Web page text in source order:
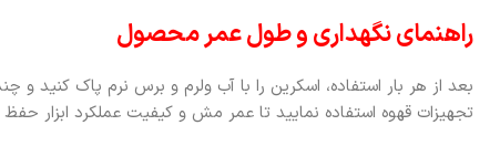
راهنمای نگهداری و طول عمر محصول
بعد از هر بار استفاده، اسکرین را با آب ولرم و برس نرم پاک کنید
تجهیزات قهوه استفاده نمایید تا عمر مش و کیفیت عملکرد ابزار